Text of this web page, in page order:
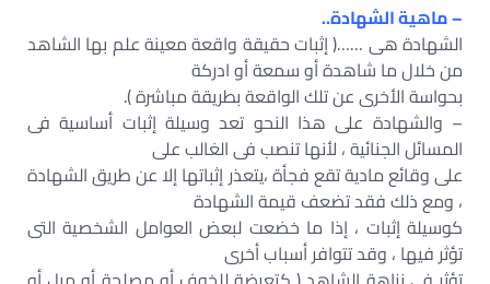
– ماهية الشهادة..
الشهادة هى ……( إثبات حقيقة واقعة معينة علم بها الشاهد
من خلال ما شاهدة أو سمعة أو ادركة
بحواسة الأخرى عن تلك الواقعة بطريقة مباشرة ).
– والشهادة على هذا النحو تعد وسيلة إثبات أساسية فى
المسائل الجنائية ، لأنها تنصب فى الغالب على
على وقائع مادية تقع فجأة ،يتعذر إثباتها إلا عن طريق الشهادة
، ومع ذلك فقد تضعف قيمة الشهادة
كوسيلة إثبات ، إذا ما خضعت لبعض العوامل الشخصية التى
تؤثر فيها ، وقد تتوافر أسباب أخرى